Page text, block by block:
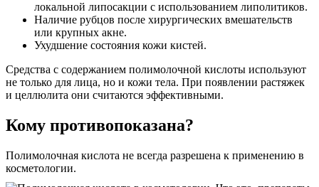
локальной липосакции с использованием липолитиков.
Наличие рубцов после хирургических вмешательств
или крупных акне.
Ухудшение состояния кожи кистей.
Средства с содержанием полимолочной кислоты используют
не только для лица, но и кожи тела. При появлении растяжек
и целлюлита они считаются эффективными.
Кому противопоказана?
Полимолочная кислота не всегда разрешена к применению в
косметологии.